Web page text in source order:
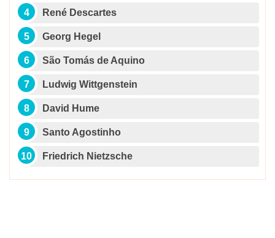
René Descartes
Georg Hegel
São Tomás de Aquino
Ludwig Wittgenstein
David Hume
Santo Agostinho
Friedrich Nietzsche